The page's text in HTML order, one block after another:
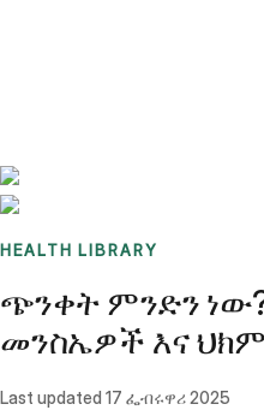
HEALTH LIBRARY
ጭንቀት ምንድን
መንስኤዎች እና
Last updated 17 ፌብሩዋሪ 2025